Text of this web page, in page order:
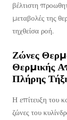
βέλτιστη
μεταβολές της
τηχθείσα ροή.
Ζώνες
Θερμικής
Πλήρης
Η επίτευξη του
ζώνες του